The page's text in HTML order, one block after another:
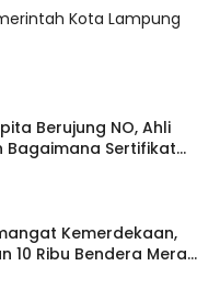
Kota Lampung
Berujung NO, Ahli
Bagaimana Sertifikat
Jadi Agunan Bank
Kemerdekaan,
10 Ribu Bendera Merah